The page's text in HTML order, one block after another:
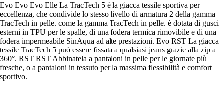
Evo Evo Evo Elle La TracTech 5 è la giacca tessile sportiva per
eccellenza, che condivide lo stesso livello di armatura 2 della gamma
TracTech in pelle. come la gamma TracTech in pelle. è dotata di gusci
esterni in TPU per le spalle, di una fodera termica rimovibile e di una
fodera impermeabile SinAqua ad alte prestazioni. Evo RST La giacca
tessile TracTech 5 può essere fissata a qualsiasi jeans grazie alla zip a
360°. RST RST Abbinatela a pantaloni in pelle per le giornate più
fresche, o a pantaloni in tessuto per la massima flessibilità e comfort
sportivo.